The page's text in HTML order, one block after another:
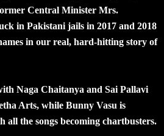
Central Minister Mrs.
in Pakistani jails in 2017 and 2018
in our real, hard-hitting story of
Naga Chaitanya and Sai Pallavi
Arts, while Bunny Vasu is
the songs becoming chartbusters.